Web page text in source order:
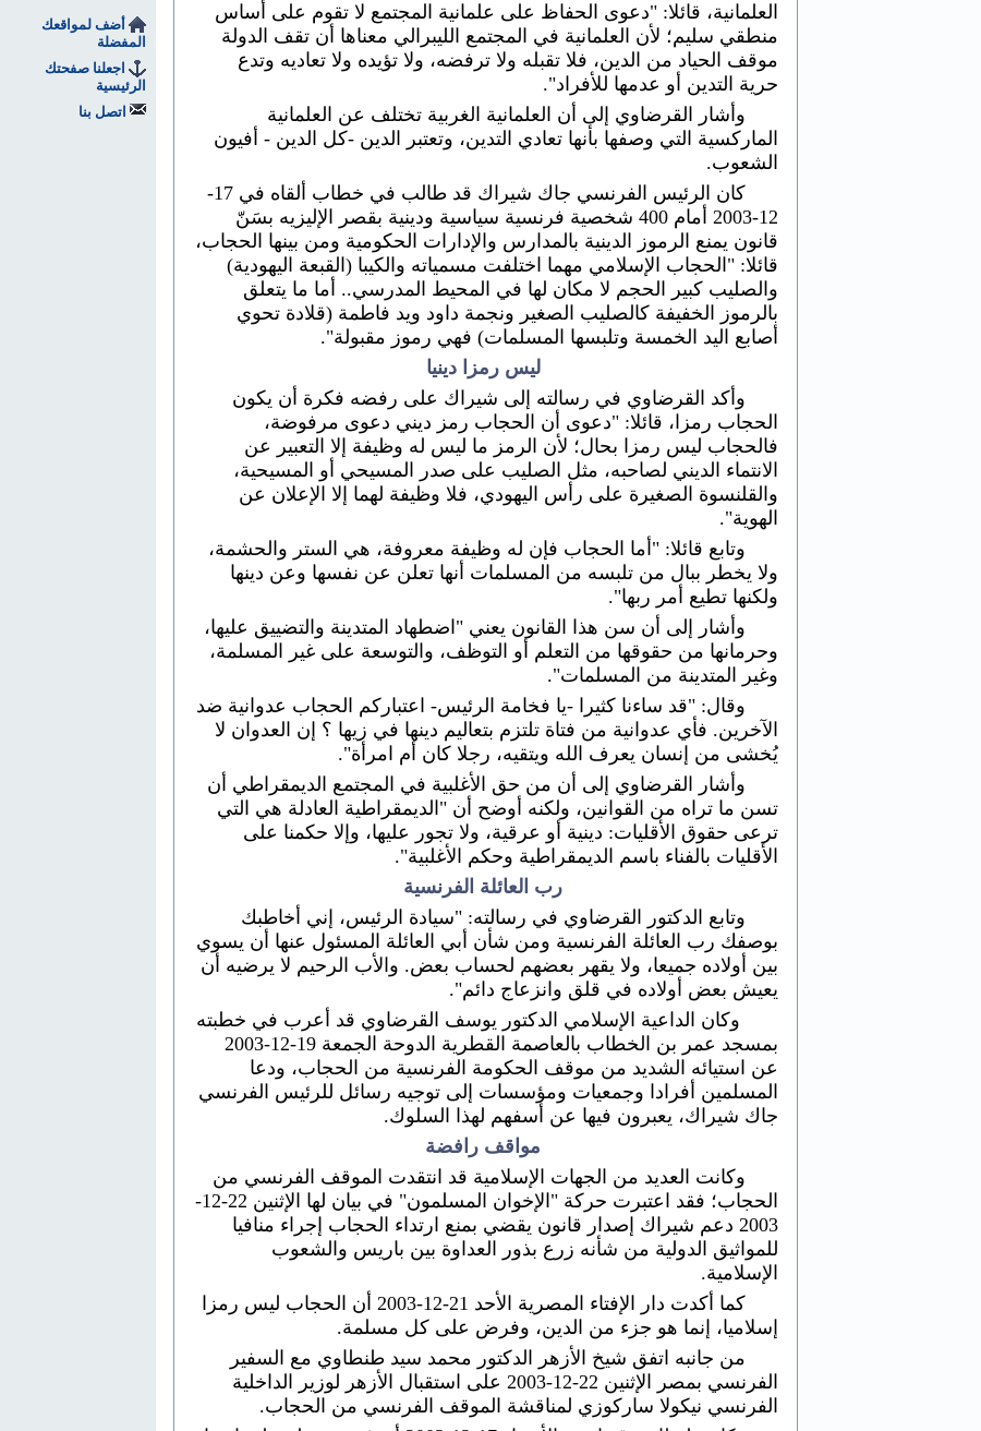
أضف لمواقعك
المفضلة
اجعلنا صفحتك
الرئيسية
اتصل بنا
العلمانية، قائلا: "دعوى الحفاظ على علمانية المجتمع لا تقوم على أساس
منطقي سليم؛ لأن العلمانية في المجتمع الليبرالي معناها أن تقف الدولة
موقف الحياد من الدين، فلا تقبله ولا ترفضه، ولا تؤيده ولا تعاديه وتدع
حرية التدين أو عدمها للأفراد".
وأشار القرضاوي إلى أن العلمانية الغربية تختلف عن العلمانية
الماركسية التي وصفها بأنها تعادي التدين، وتعتبر الدين -كل الدين - أفيون
الشعوب.
كان الرئيس الفرنسي جاك شيراك قد طالب في خطاب ألقاه في 17-
12-2003 أمام 400 شخصية فرنسية سياسية ودينية بقصر الإليزيه بسَنّ
قانون يمنع الرموز الدينية بالمدارس والإدارات الحكومية ومن بينها الحجاب،
قائلا: "الحجاب الإسلامي مهما اختلفت مسمياته والكيبا (القبعة اليهودية)
والصليب كبير الحجم لا مكان لها في المحيط المدرسي.. أما ما يتعلق
بالرموز الخفيفة كالصليب الصغير ونجمة داود ويد فاطمة (قلادة تحوي
أصابع اليد الخمسة وتلبسها المسلمات) فهي رموز مقبولة".
ليس رمزا دينيا
وأكد القرضاوي في رسالته إلى شيراك على رفضه فكرة أن يكون
الحجاب رمزا، قائلا: "دعوى أن الحجاب رمز ديني دعوى مرفوضة،
فالحجاب ليس رمزا بحال؛ لأن الرمز ما ليس له وظيفة إلا التعبير عن
الانتماء الديني لصاحبه، مثل الصليب على صدر المسيحي أو المسيحية،
والقلنسوة الصغيرة على رأس اليهودي، فلا وظيفة لهما إلا الإعلان عن
الهوية".
وتابع قائلا: "أما الحجاب فإن له وظيفة معروفة، هي الستر والحشمة،
ولا يخطر ببال من تلبسه من المسلمات أنها تعلن عن نفسها وعن دينها
ولكنها تطيع أمر ربها".
وأشار إلى أن سن هذا القانون يعني "اضطهاد المتدينة والتضييق عليها،
وحرمانها من حقوقها من التعلم أو التوظف، والتوسعة على غير المسلمة،
وغير المتدينة من المسلمات".
وقال: "قد ساءنا كثيرا -يا فخامة الرئيس- اعتباركم الحجاب عدوانية ضد
الآخرين. فأي عدوانية من فتاة تلتزم بتعاليم دينها في زيها ؟ إن العدوان لا
يُخشى من إنسان يعرف الله ويتقيه، رجلا كان أم امرأة".
وأشار القرضاوي إلى أن من حق الأغلبية في المجتمع الديمقراطي أن
تسن ما تراه من القوانين، ولكنه أوضح أن "الديمقراطية العادلة هي التي
ترعى حقوق الأقليات: دينية أو عرقية، ولا تجور عليها، وإلا حكمنا على
الأقليات بالفناء باسم الديمقراطية وحكم الأغلبية".
رب العائلة الفرنسية
وتابع الدكتور القرضاوي في رسالته: "سيادة الرئيس، إني أخاطبك
بوصفك رب العائلة الفرنسية ومن شأن أبي العائلة المسئول عنها أن يسوي
بين أولاده جميعا، ولا يقهر بعضهم لحساب بعض. والأب الرحيم لا يرضيه أن
يعيش بعض أولاده في قلق وانزعاج دائم".
وكان الداعية الإسلامي الدكتور يوسف القرضاوي قد أعرب في خطبته
بمسجد عمر بن الخطاب بالعاصمة القطرية الدوحة الجمعة 19-12-2003
عن استيائه الشديد من موقف الحكومة الفرنسية من الحجاب، ودعا
المسلمين أفرادا وجمعيات ومؤسسات إلى توجيه رسائل للرئيس الفرنسي
جاك شيراك، يعبرون فيها عن أسفهم لهذا السلوك.
مواقف رافضة
وكانت العديد من الجهات الإسلامية قد انتقدت الموقف الفرنسي من
الحجاب؛ فقد اعتبرت حركة "الإخوان المسلمون" في بيان لها الإثنين 22-12-
2003 دعم شيراك إصدار قانون يقضي بمنع ارتداء الحجاب إجراء منافيا
للمواثيق الدولية من شأنه زرع بذور العداوة بين باريس والشعوب
الإسلامية.
كما أكدت دار الإفتاء المصرية الأحد 21-12-2003 أن الحجاب ليس رمزا
إسلاميا، إنما هو جزء من الدين، وفرض على كل مسلمة.
من جانبه اتفق شيخ الأزهر الدكتور محمد سيد طنطاوي مع السفير
الفرنسي بمصر الإثنين 22-12-2003 على استقبال الأزهر لوزير الداخلية
الفرنسي نيكولا ساركوزي لمناقشة الموقف الفرنسي من الحجاب.